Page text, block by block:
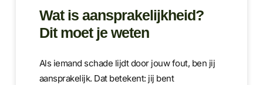
Wat is aansprakelijkheid?
Dit moet je weten
Als iemand schade lijdt door jouw fout, ben jij
aansprakelijk. Dat betekent: jij bent